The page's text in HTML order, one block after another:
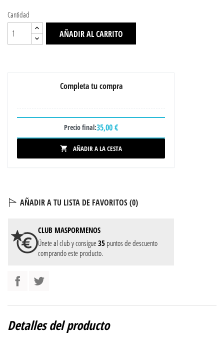
Cantidad
AÑADIR AL CARRITO
Completa tu compra
Precio final:35,00 €
 AÑADIR A LA CESTA
AÑADIR A TU LISTA DE FAVORITOS (0)
CLUB MASPORMENOS
Únete al club y consigue35 puntos de descuento
comprando este producto.
Detalles del producto